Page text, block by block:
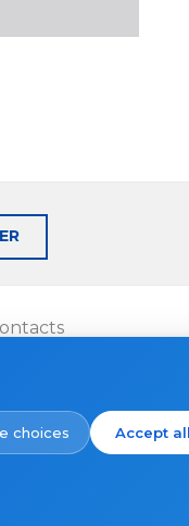
choices Accept all